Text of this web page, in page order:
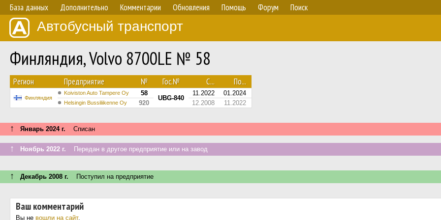
База данных Дополнительно Комментарии Обновления Помощь Форум Поиск
Автобусный транспорт
Финляндия, Volvo 8700LE № 58
Регион Предприятие № Гос.№ С... По...
Финляндия
Koiviston Auto Tampere Oy 58
UBG-840
11.2022 01.2024
Helsingin Bussiliikenne Oy 920 12.2008 11.2022
↑ Январь 2024 г. Списан
↑ Ноябрь 2022 г. Передан в другое предприятие или на завод
↑ Декабрь 2008 г. Поступил на предприятие
Ваш комментарий
Вы не вошли на сайт.